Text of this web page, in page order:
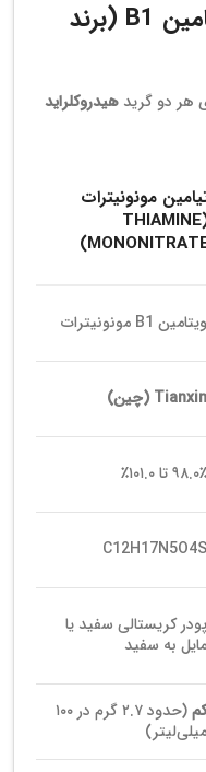
جدول مشخصات فنی ویتامین B1 (برند
هر دو گرید هیدروکلراید
مونونیترات
(THIAMINE
ویتامین B1 مونونیترات
Tianxin (چین)
۹۸.۰٪ تا ۱۰۱.۰٪
C12H17N5O4S
پودر کریستالی سفید یا
مایل به سفید
کم
(حدود ۲.۷ گرم در ۱۰۰
میلی‌لیتر)